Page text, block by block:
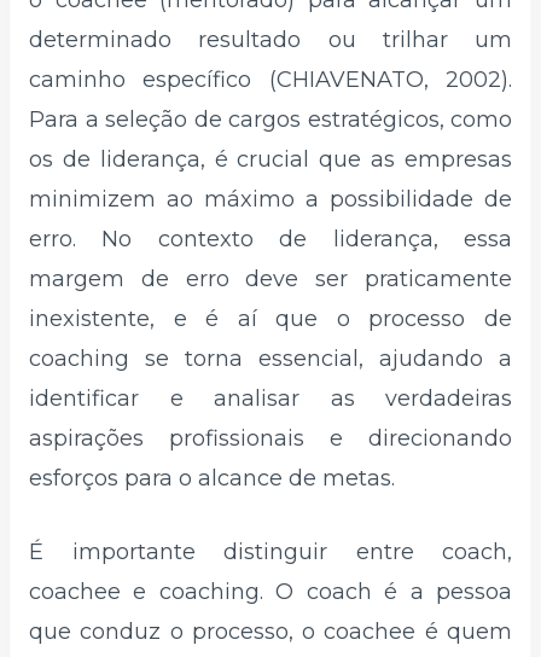
determinado resultado ou trilhar um
caminho específico (CHIAVENATO, 2002).
Para a seleção de cargos estratégicos, como
os de liderança, é crucial que as empresas
minimizem ao máximo a possibilidade de
erro. No contexto de liderança, essa
margem de erro deve ser praticamente
inexistente, e é aí que o processo de
coaching se torna essencial, ajudando a
identificar e analisar as verdadeiras
aspirações profissionais e direcionando
esforços para o alcance de metas.
É importante distinguir entre coach,
coachee e coaching. O coach é a pessoa
que conduz o processo, o coachee é quem